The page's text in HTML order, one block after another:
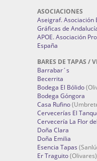
ASOCIACIONES
Aseigraf. Asociación
Gráficas de
APOE. Asociación
España
BARES DE TAPAS /
Barrabar´s
Becerrita
Bodega El Bólido
Bodega Góngora
Casa Rufino
Cervecerías El
Cervecería La Flor
Doña Clara
Doña Emilia
Esencia Tapas
Er Traguito(Olivares)